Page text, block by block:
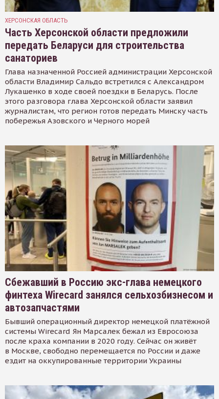
ХЕРСОНСКАЯ ОБЛАСТЬ
Часть Херсонской области предложили
передать Беларуси для строительства
санаториев
Глава назначенной Россией администрации Херсонской
области Владимир Сальдо встретился с Александром
Лукашенко в ходе своей поездки в Беларусь. После
этого разговора глава Херсонской области заявил
журналистам, что регион готов передать Минску часть
побережья Азовского и Черного морей
Сбежавший в Россию экс-глава немецкого
финтеха Wirecard занялся сельхозбизнесом и
автозапчастями
Бывший операционный директор немецкой платёжной
системы Wirecard Ян Марсалек бежал из Евросоюза
после краха компании в 2020 году. Сейчас он живёт
в Москве, свободно перемещается по России и даже
ездит на оккупированные территории Украины